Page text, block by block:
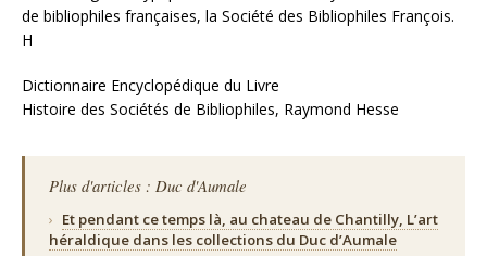
de bibliophiles françaises, la Société des Bibliophiles François.
H
Dictionnaire Encyclopédique du Livre
Histoire des Sociétés de Bibliophiles, Raymond Hesse
Plus d'articles : Duc d'Aumale
› Et pendant ce temps là, au chateau de Chantilly, L’art
héraldique dans les collections du Duc d’Aumale